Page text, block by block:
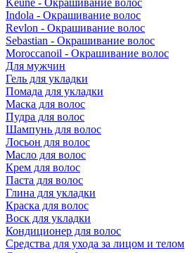
Keune - Окрашивание волос
Indola - Окрашивание волос
Revlon - Окрашивание волос
Sebastian - Окрашивание волос
Moroccanoil - Окрашивание волос
Для мужчин
Гель для укладки
Помада для укладки
Маска для волос
Пудра для волос
Шампунь для волос
Лосьон для волос
Масло для волос
Крем для волос
Паста для волос
Глина для укладки
Краска для волос
Воск для укладки
Кондиционер для волос
Средства для ухода за лицом и телом